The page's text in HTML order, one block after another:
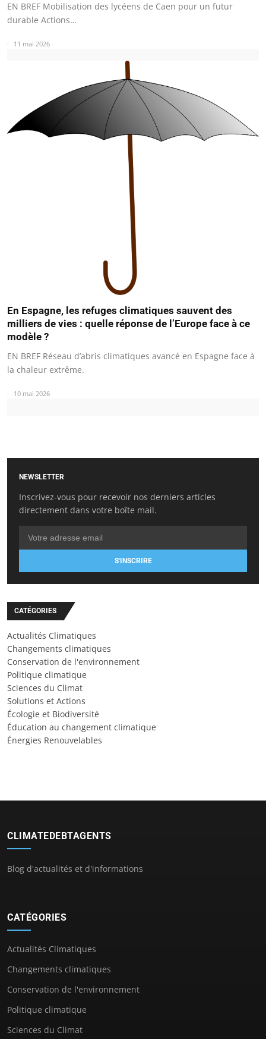
EN BREF Mobilisation des lycéens de Caen pour un futur
durable Actions…
11 mai 2026
En Espagne, les refuges climatiques sauvent des
milliers de vies : quelle réponse de l’Europe face à ce
modèle ?
EN BREF Réseau d’abris climatiques avancé en Espagne face à
la chaleur extrême.
10 mai 2026
NEWSLETTER
Inscrivez-vous pour recevoir nos derniers articles
directement dans votre boîte mail.
S'INSCRIRE
CATÉGORIES
Actualités Climatiques
Changements climatiques
Conservation de l'environnement
Politique climatique
Sciences du Climat
Solutions et Actions
Écologie et Biodiversité
Éducation au changement climatique
Énergies Renouvelables
CLIMATEDEBTAGENTS
Blog d'actualités et d'informations
CATÉGORIES
Actualités Climatiques
Changements climatiques
Conservation de l'environnement
Politique climatique
Sciences du Climat